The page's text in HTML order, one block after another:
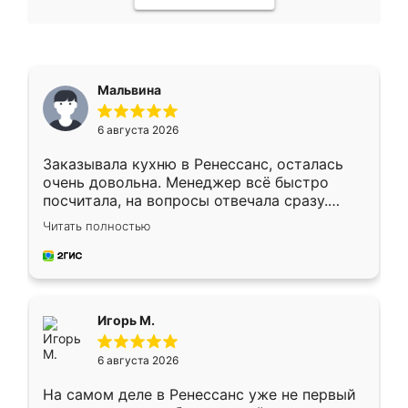
Мальвина
6 августа 2026
Заказывала кухню в Ренессанс, осталась
очень довольна. Менеджер всё быстро
посчитала, на вопросы отвечала сразу.
Замерщик приехал в субботу, подошёл к
делу со всей ответственностью. Собрали
за день, ребята работали аккуратно, даже
Читать полностью
Игорь М.
6 августа 2026
На самом деле в Ренессанс уже не первый